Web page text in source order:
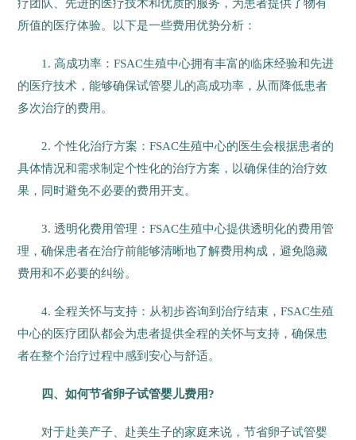
疗团队、先进的医疗技术和优质的服务，为患者提供了物有
所值的医疗体验。以下是一些费用优势分析：
1. 高成功率：FSAC生殖中心拥有丰富的临床经验和先进
的医疗技术，能够确保试管婴儿的高成功率，从而降低患者
多次治疗的费用。
2. 个性化治疗方案：FSAC生殖中心的医生会根据患者的
具体情况和需求制定个性化的治疗方案，以确保佳的治疗效
果，同时避免不必要的费用开支。
3. 透明化费用管理：FSAC生殖中心提供透明化的费用管
理，确保患者在治疗前能够清晰地了解费用构成，避免隐藏
费用和不必要的纠纷。
4. 全程关怀与支持：从初步咨询到治疗结束，FSAC生殖
中心的医疗团队都会为患者提供全程的关怀与支持，确保患
者在整个治疗过程中感到安心与舒适。
四、如何节省卵子试管婴儿费用?
对于赴美产子、赴美生子的家庭来说，节省卵子试管婴